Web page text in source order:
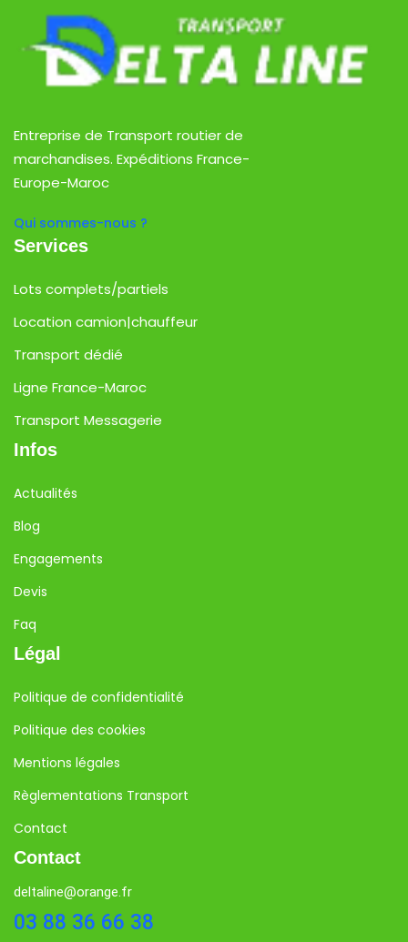
Entreprise de Transport routier de
marchandises. Expéditions France-
Europe-Maroc
Qui sommes-nous ?
Services
Lots complets/partiels
Location camion|chauffeur
Transport dédié
Ligne France-Maroc
Transport Messagerie
Infos
Actualités
Blog
Engagements
Devis
Faq
Légal
Politique de confidentialité
Politique des cookies
Mentions légales
Règlementations Transport
Contact
Contact
deltaline@orange.fr
03 88 36 66 38